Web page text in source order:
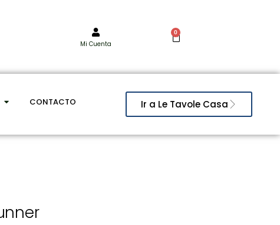
Mi Cuenta
0
CONTACTO Ir a Le Tavole Casa